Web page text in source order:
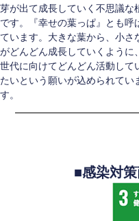
芽が出て成長していく不思議な
です。『幸せの葉っぱ』とも呼
ています。大きな葉から、小さ
がどんどん成長していくように
世代に向けてどんどん活動して
たいという願いが込められてい
す。
■感染対